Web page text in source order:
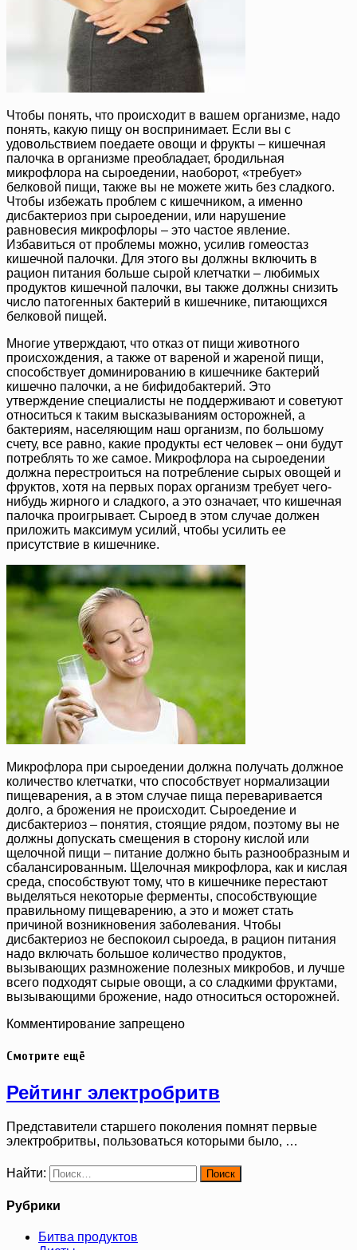
Чтобы понять, что происходит в вашем организме, надо
понять, какую пищу он воспринимает. Если вы с
удовольствием поедаете овощи и фрукты – кишечная
палочка в организме преобладает, бродильная
микрофлора на сыроедении, наоборот, «требует»
белковой пищи, также вы не можете жить без сладкого.
Чтобы избежать проблем с кишечником, а именно
дисбактериоз при сыроедении, или нарушение
равновесия микрофлоры – это частое явление.
Избавиться от проблемы можно, усилив гомеостаз
кишечной палочки. Для этого вы должны включить в
рацион питания больше сырой клетчатки – любимых
продуктов кишечной палочки, вы также должны снизить
число патогенных бактерий в кишечнике, питающихся
белковой пищей.
Многие утверждают, что отказ от пищи животного
происхождения, а также от вареной и жареной пищи,
способствует доминированию в кишечнике бактерий
кишечно палочки, а не бифидобактерий. Это
утверждение специалисты не поддерживают и советуют
относиться к таким высказываниям осторожней, а
бактериям, населяющим наш организм, по большому
счету, все равно, какие продукты ест человек – они будут
потреблять то же самое. Микрофлора на сыроедении
должна перестроиться на потребление сырых овощей и
фруктов, хотя на первых порах организм требует чего-
нибудь жирного и сладкого, а это означает, что кишечная
палочка проигрывает. Сыроед в этом случае должен
приложить максимум усилий, чтобы усилить ее
присутствие в кишечнике.
Микрофлора при сыроедении должна получать должное
количество клетчатки, что способствует нормализации
пищеварения, а в этом случае пища переваривается
долго, а брожения не происходит. Сыроедение и
дисбактериоз – понятия, стоящие рядом, поэтому вы не
должны допускать смещения в сторону кислой или
щелочной пищи – питание должно быть разнообразным и
сбалансированным. Щелочная микрофлора, как и кислая
среда, способствуют тому, что в кишечнике перестают
выделяться некоторые ферменты, способствующие
правильному пищеварению, а это и может стать
причиной возникновения заболевания. Чтобы
дисбактериоз не беспокоил сыроеда, в рацион питания
надо включать большое количество продуктов,
вызывающих размножение полезных микробов, и лучше
всего подходят сырые овощи, а со сладкими фруктами,
вызывающими брожение, надо относиться осторожней.
Комментирование запрещено
Смотрите ещё
Рейтинг электробритв
Представители старшего поколения помнят первые
электробритвы, пользоваться которыми было, …
Найти:
Рубрики
Битва продуктов